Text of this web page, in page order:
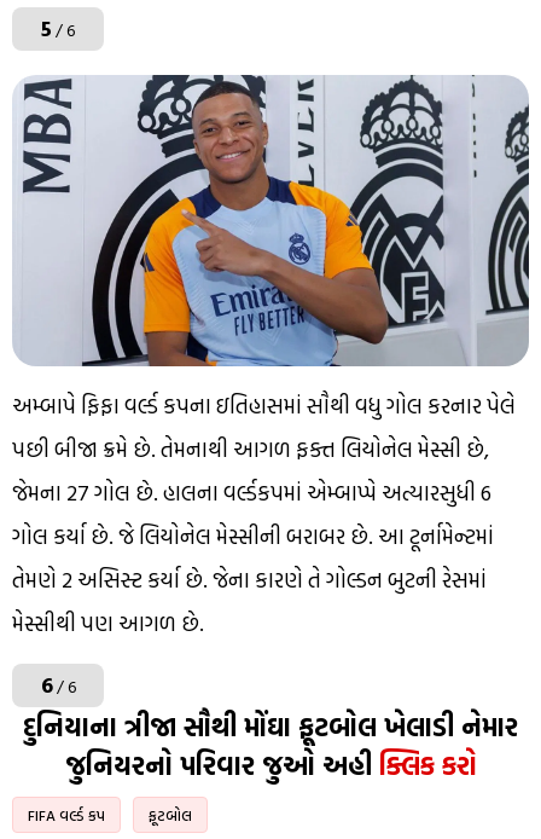
5/ 6
અમ્બાપે ફિફા વર્લ્ડ કપના ઇતિહાસમાં સૌથી વધુ ગોલ કરનાર પેલે
પછી બીજા ક્રમે છે. તેમનાથી આગળ ફક્ત લિયોનેલ મેસ્સી છે,
જેમના 27 ગોલ છે. હાલના વર્લ્ડકપમાં એમ્બાપ્પે અત્યારસુધી 6
ગોલ કર્યા છે. જે લિયોનેલ મેસ્સીની બરાબર છે. આ ટૂર્નામેન્ટમાં
તેમણે 2 અસિસ્ટ કર્યા છે. જેના કારણે તે ગોલ્ડન બુટની રેસમાં
મેસ્સીથી પણ આગળ છે.
6/ 6
દુનિયાના ત્રીજા સૌથી મોંઘા ફૂટબોલ ખેલાડી નેમાર
જુનિયરનો પરિવાર જુઓ અહી ક્લિક કરો
FIFA વર્લ્ડ કપ ફૂટબોલ